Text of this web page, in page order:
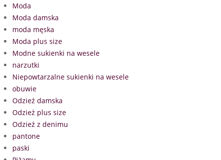
Moda
Moda damska
moda męska
Moda plus size
Modne sukienki na wesele
narzutki
Niepowtarzalne sukienki na wesele
obuwie
Odzież damska
Odzież plus size
Odzież z denimu
pantone
paski